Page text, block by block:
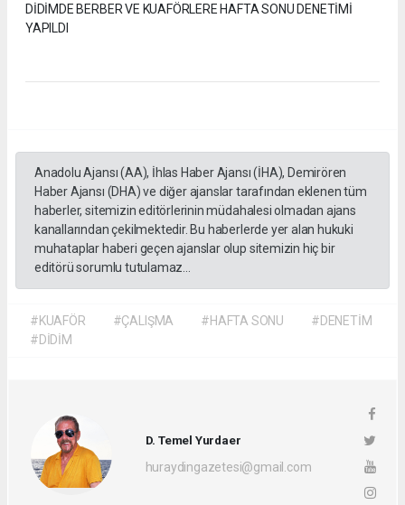
DİDİMDE BERBER VE KUAFÖRLERE HAFTA SONU DENETİMİ
YAPILDI
Anadolu Ajansı (AA), İhlas Haber Ajansı (İHA), Demirören
Haber Ajansı (DHA) ve diğer ajanslar tarafından eklenen tüm
haberler, sitemizin editörlerinin müdahalesi olmadan ajans
kanallarından çekilmektedir. Bu haberlerde yer alan hukuki
muhataplar haberi geçen ajanslar olup sitemizin hiç bir
editörü sorumlu tutulamaz...
#KUAFÖR #ÇALIŞMA #HAFTA SONU
#DENETİM
#DİDİM
D. Temel Yurdaer
huraydingazetesi@gmail.com